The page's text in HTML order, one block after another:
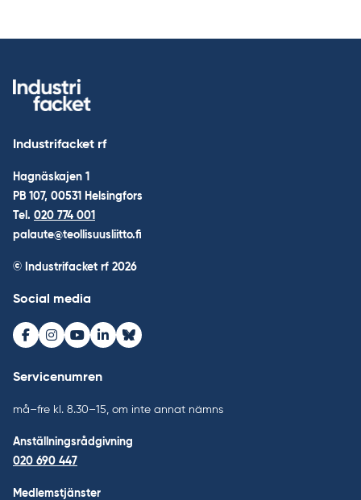
Industrifacket rf
Hagnäskajen 1
PB 107, 00531 Helsingfors
Tel. 020 774 001
palaute@teollisuusliitto.fi
© Industrifacket rf 2026
Social media
Facebook
Instagram
Youtube
LinkedInBluesky
Servicenumren
må–fre kl. 8.30–15, om inte annat nämns
Anställningsrådgivning
020 690 447
Medlemstjänster